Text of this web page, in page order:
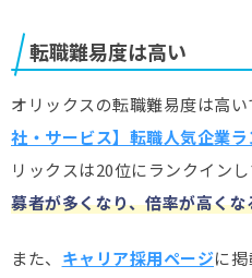
転職難易度は高い
オリックスの転職難易度は高
社・サービス】転職人気企業
リックスは20位にランクインし
募者が多くなり、倍率が高く
また、 キャリア採用ページに